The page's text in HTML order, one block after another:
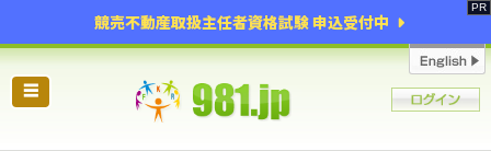
競売不動産取扱主任者資格試験 申込受付中
☰